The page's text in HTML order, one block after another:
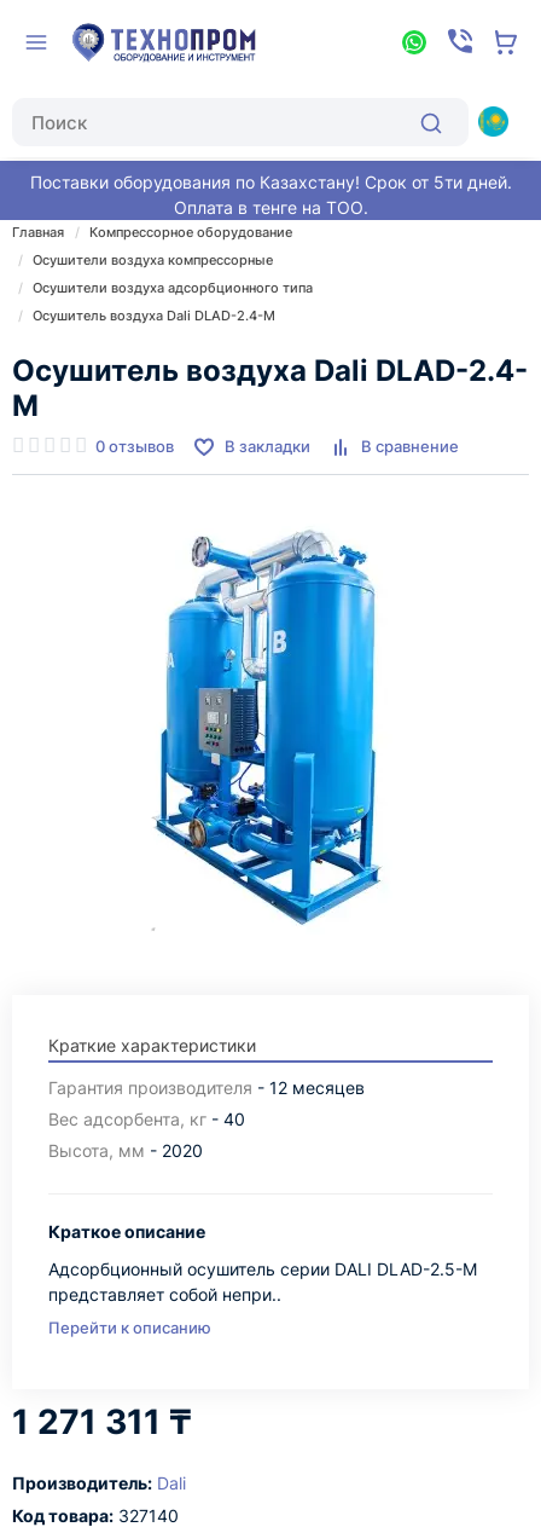
Поставки оборудования по Казахстану! Срок от 5ти дней.
Оплата в тенге на ТОО.
Главная
Компрессорное оборудование
Осушители воздуха компрессорные
Осушители воздуха адсорбционного типа
Осушитель воздуха Dali DLAD-2.4-M
Осушитель воздуха Dali DLAD-2.4-
M
0 отзывов В закладки В сравнение
Краткие характеристики
Гарантия производителя - 12 месяцев
Вес адсорбента, кг - 40
Высота, мм - 2020
Краткое описание
Адсорбционный осушитель серии DALI DLAD-2.5-M
представляет собой непри..
Перейти к описанию
1 271 311 ₸
Производитель: Dali
Код товара: 327140